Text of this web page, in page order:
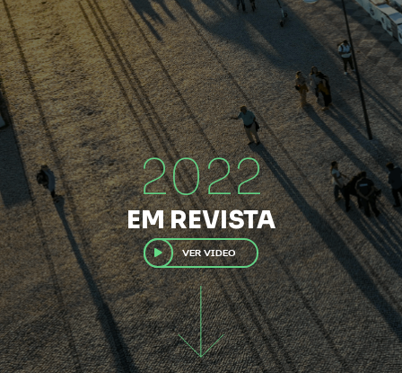
2022
EM REVISTA
VER VIDEO